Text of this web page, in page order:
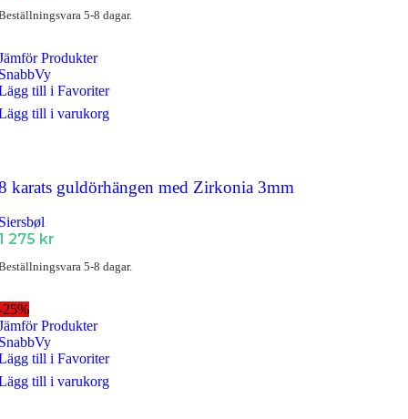
5-8 dagar.
Produkter
till i Favoriter
till i varukorg
karats guldörhängen med Zirkonia 3mm
275 kr
5-8 dagar.
25%
Produkter
till i Favoriter
till i varukorg